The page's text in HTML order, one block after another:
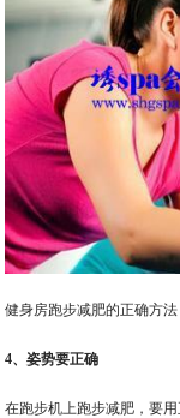
健身房跑步减肥的正确方法
4、姿势要正确
在跑步机上跑步减肥，要